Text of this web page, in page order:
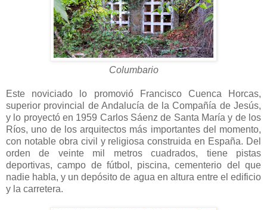
Columbario
Este noviciado lo promovió Francisco Cuenca Horcas,
superior provincial de Andalucía de la Compañía de Jesús,
y lo proyectó en 1959 Carlos Sáenz de Santa María y de los
Ríos, uno de los arquitectos más importantes del momento,
con notable obra civil y religiosa construida en España. Del
orden de veinte mil metros cuadrados, tiene pistas
deportivas, campo de fútbol, piscina, cementerio del que
nadie habla, y un depósito de agua en altura entre el edificio
y la carretera.